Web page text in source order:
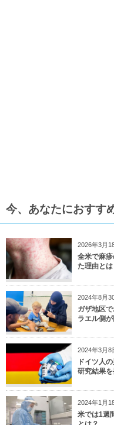
今、あなたにおすす
2026年3月
全米で麻
た理由とは
2024年8月
ガザ地区
ラエル側
2024年3月8
ドイツ人
研究結果
2024年1月
米では1週